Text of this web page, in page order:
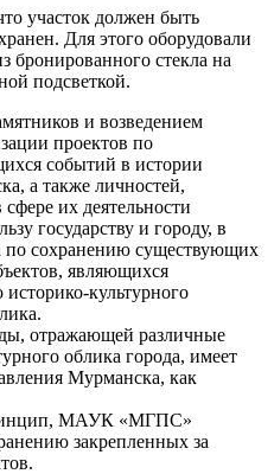
участок должен быть
Для этого оборудовали
бронированного стекла на
подсветкой.
и возведением
проектов по
событий в истории
а также личностей,
их деятельности
государству и городу, в
по сохранению существующих
являющихся
историко-культурного
отражающей различные
облика города, имеет
Мурманска, как
МАУК «МГПС»
закрепленных за